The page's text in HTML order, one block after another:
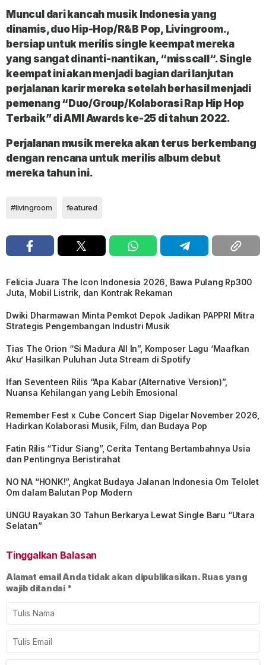
Muncul dari kancah musik Indonesia yang
dinamis, duo Hip-Hop/R&B Pop, Livingroom.,
bersiap untuk merilis single keempat mereka
yang sangat dinanti-nantikan, “misscall “. Single
keempat ini akan menjadi bagian dari lanjutan
perjalanan karir mereka setelah berhasil menjadi
pemenang “Duo/Group/Kolaborasi Rap Hip Hop
Terbaik” di AMI Awards ke-25 di tahun 2022.
Perjalanan musik mereka akan terus berkembang
dengan rencana untuk merilis album debut
mereka tahun ini.
#livingroom featured
Felicia Juara The Icon Indonesia 2026, Bawa Pulang Rp300
Juta, Mobil Listrik, dan Kontrak Rekaman
Dwiki Dharmawan Minta Pemkot Depok Jadikan PAPPRI Mitra
Strategis Pengembangan Industri Musik
Tias The Orion “Si Madura All In”, Komposer Lagu ‘Maafkan
Aku’ Hasilkan Puluhan Juta Stream di Spotify
Ifan Seventeen Rilis “Apa Kabar (Alternative Version)”,
Nuansa Kehilangan yang Lebih Emosional
Remember Fest x Cube Concert Siap Digelar November 2026,
Hadirkan Kolaborasi Musik, Film, dan Budaya Pop
Fatin Rilis “Tidur Siang”, Cerita Tentang Bertambahnya Usia
dan Pentingnya Beristirahat
NO NA “HONK!”, Angkat Budaya Jalanan Indonesia Om Telolet
Om dalam Balutan Pop Modern
UNGU Rayakan 30 Tahun Berkarya Lewat Single Baru “Utara
Selatan”
Tinggalkan Balasan
Alamat email Anda tidak akan dipublikasikan. Ruas yang
wajib ditandai *